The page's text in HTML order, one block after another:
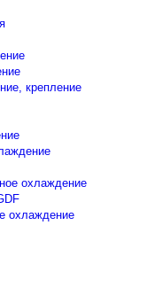
крепление
охлаждение
охлаждение